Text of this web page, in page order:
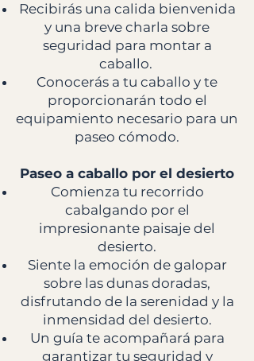
Recibirás una calida bienvenida
y una breve charla sobre
seguridad para montar a
caballo.
Conocerás a tu caballo y te
proporcionarán todo el
equipamiento necesario para un
paseo cómodo.
Paseo a caballo por el desierto
Comienza tu recorrido
cabalgando por el
impresionante paisaje del
desierto.
Siente la emoción de galopar
sobre las dunas doradas,
disfrutando de la serenidad y la
inmensidad del desierto.
Un guía te acompañará para
garantizar tu seguridad y